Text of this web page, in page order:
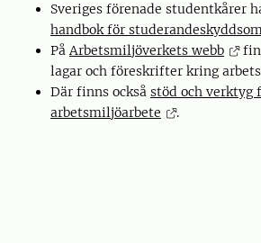
Sveriges förenade studentkårer
handbok för
PåArbetsmiljöverkets webb
lagar och föreskrifter kring
Där finns också stöd och verktyg
arbetsmiljöarbete
.